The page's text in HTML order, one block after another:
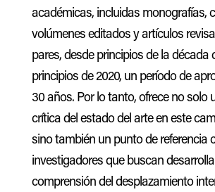
académicas, incluidas monografías,
volúmenes editados y artículos
pares, desde principios de la década
principios de 2020, un período de
30 años. Por lo tanto, ofrece no solo
crítica del estado del arte en este
sino también un punto de referencia
investigadores que buscan
comprensión del desplazamiento